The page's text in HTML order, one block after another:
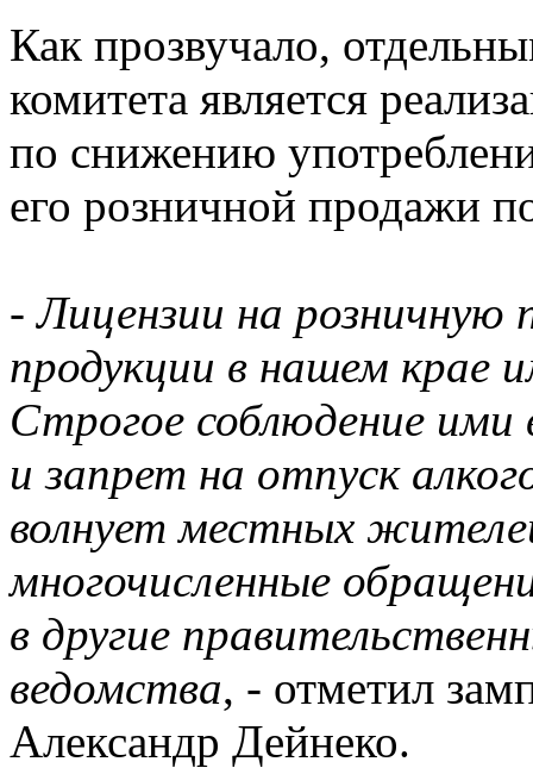
Как прозвучало,
комитета является
по снижению
его розничной продажи
-Лицензии на розничную
продукции в нашем крае
Строгое соблюдение
и запрет на отпуск
волнует местных
многочисленные
в другие
ведомства, - отметил
Александр Дейнеко.